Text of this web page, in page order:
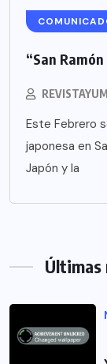
“San
Este Febrero
japonesa en
Japón y la